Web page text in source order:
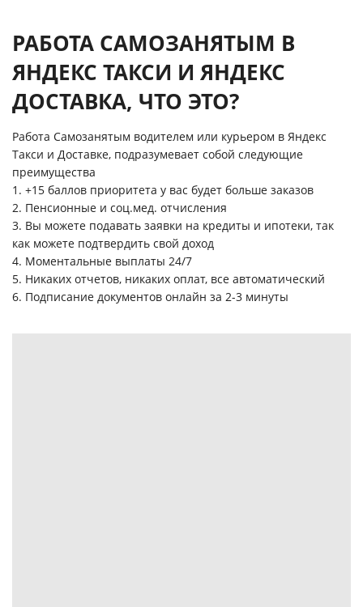
РАБОТА САМОЗАНЯТЫМ В
ЯНДЕКС ТАКСИ И ЯНДЕКС
ДОСТАВКА, ЧТО ЭТО?
Работа Самозанятым водителем или курьером в Яндекс
Такси и Доставке, подразумевает собой следующие
преимущества
1. +15 баллов приоритета у вас будет больше заказов
2. Пенсионные и соц.мед. отчисления
3. Вы можете подавать заявки на кредиты и ипотеки, так
как можете подтвердить свой доход
4. Моментальные выплаты 24/7
5. Никаких отчетов, никаких оплат, все автоматический
6. Подписание документов онлайн за 2-3 минуты